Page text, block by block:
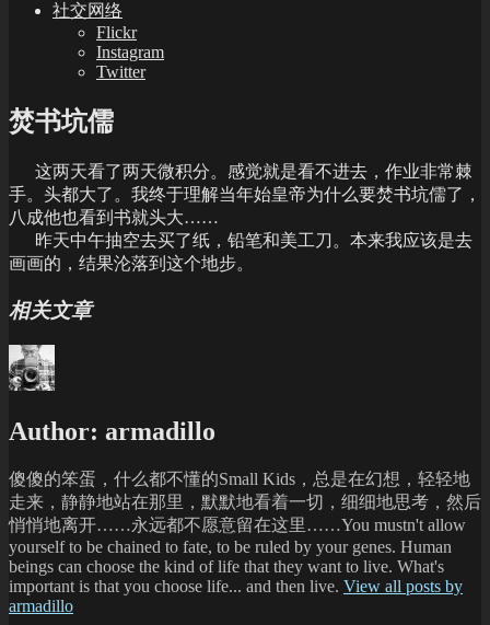
社交网络
Flickr
Instagram
Twitter
焚书坑儒
这两天看了两天微积分。感觉就是看不进去，作业非常棘
手。头都大了。我终于理解当年始皇帝为什么要焚书坑儒了，
八成他也看到书就头大……
昨天中午抽空去买了纸，铅笔和美工刀。本来我应该是去
画画的，结果沦落到这个地步。
相关文章
Author: armadillo
傻傻的笨蛋，什么都不懂的Small Kids，总是在幻想，轻轻地
走来，静静地站在那里，默默地看着一切，细细地思考，然后
悄悄地离开……永远都不愿意留在这里……You mustn't allow
yourself to be chained to fate, to be ruled by your genes. Human
beings can choose the kind of life that they want to live. What's
important is that you choose life... and then live. View all posts by
armadillo